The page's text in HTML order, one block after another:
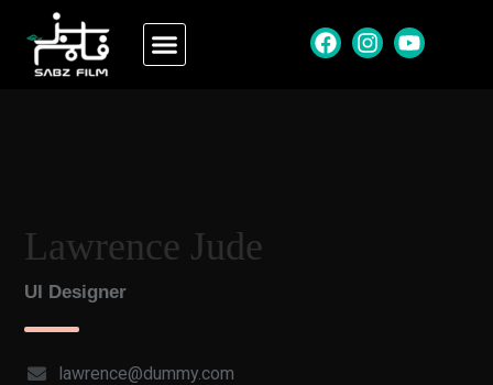
Lawrence Jude
UI Designer
lawrence@dummy.com